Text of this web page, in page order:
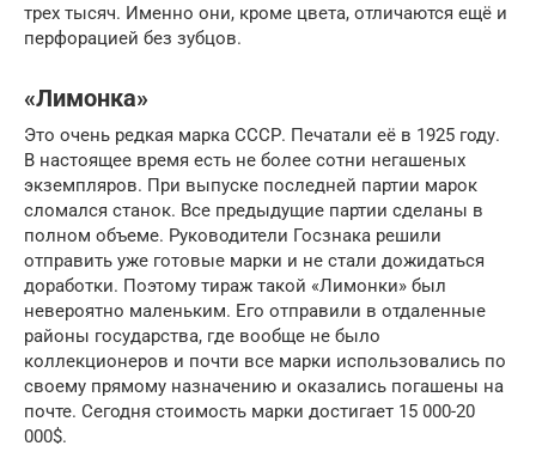
трех тысяч. Именно они, кроме цвета, отличаются ещё и
перфорацией без зубцов.
«Лимонка»
Это очень редкая марка СССР. Печатали её в 1925 году.
В настоящее время есть не более сотни негашеных
экземпляров. При выпуске последней партии марок
сломался станок. Все предыдущие партии сделаны в
полном объеме. Руководители Госзнака решили
отправить уже готовые марки и не стали дожидаться
доработки. Поэтому тираж такой «Лимонки» был
невероятно маленьким. Его отправили в отдаленные
районы государства, где вообще не было
коллекционеров и почти все марки использовались по
своему прямому назначению и оказались погашены на
почте. Сегодня стоимость марки достигает 15 000-20
000$.